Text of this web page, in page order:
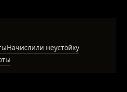
Начислили неустойку